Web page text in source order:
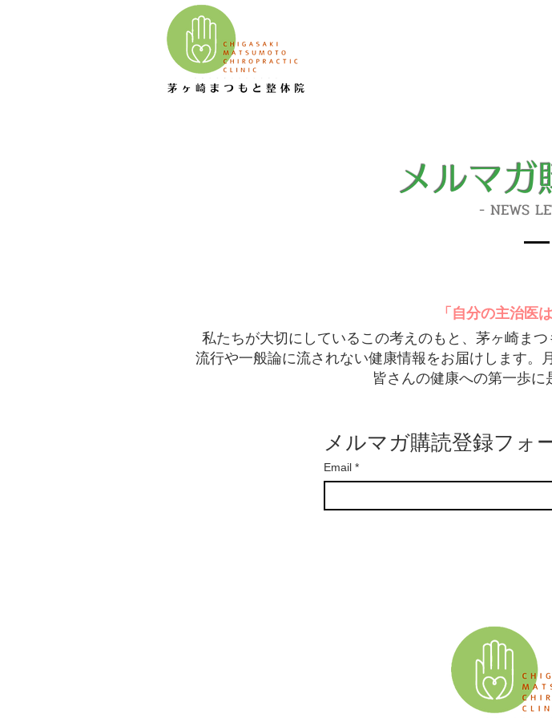
メルマガ
- NEWS
「自分の主治医
私たちが大切にしているこの考えのもと、茅ヶ崎ま
流行や一般論に流されない健康情報をお届けします。
皆さんの健康への第一歩に
メルマガ購読登録フォ
Email *